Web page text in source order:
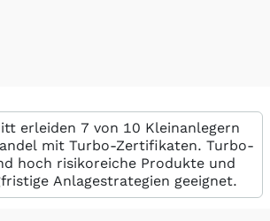
erleiden 7 von 10 Kleinanlegern
mit Turbo-Zertifikaten. Turbo-
hoch risikoreiche Produkte und
Anlagestrategien geeignet.